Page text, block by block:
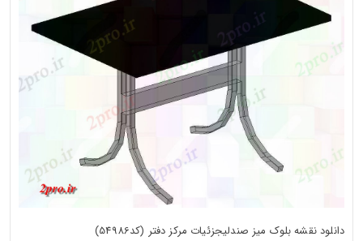
دانلود نقشه بلوک میز صندلیجزئیات مرکز دفتر (کد54986)